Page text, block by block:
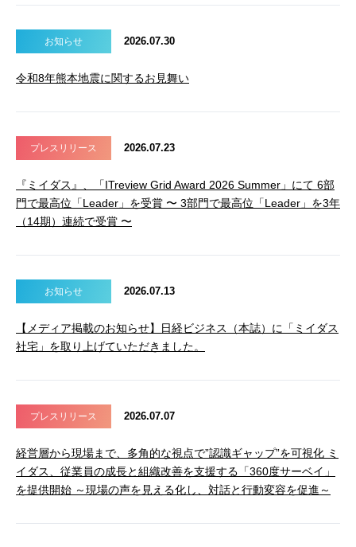
お知らせ 2026.07.30
令和8年熊本地震に関するお見舞い
プレスリリース 2026.07.23
『ミイダス』、「ITreview Grid Award 2026 Summer」にて 6部
門で最高位「Leader」を受賞 〜 3部門で最高位「Leader」を3年
（14期）連続で受賞 〜
お知らせ 2026.07.13
【メディア掲載のお知らせ】日経ビジネス（本誌）に「ミイダス
社宅」を取り上げていただきました。
プレスリリース 2026.07.07
経営層から現場まで、多角的な視点で”認識ギャップ”を可視化 ミ
イダス、従業員の成長と組織改善を支援する「360度サーベイ」
を提供開始 ～現場の声を見える化し、対話と行動変容を促進～